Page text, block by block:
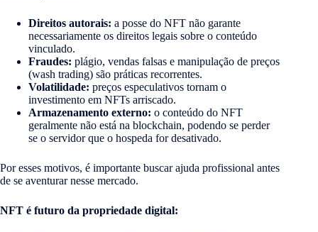
Direitos autorais: a posse do NFT não garante
necessariamente os direitos legais sobre o conteúdo
vinculado.
Fraudes: plágio, vendas falsas e manipulação de preços
(wash trading) são práticas recorrentes.
Volatilidade: preços especulativos tornam o
investimento em NFTs arriscado.
Armazenamento externo: o conteúdo do NFT
geralmente não está na blockchain, podendo se perder
se o servidor que o hospeda for desativado.
Por esses motivos, é importante buscar ajuda profissional antes
de se aventurar nesse mercado.
NFT é futuro da propriedade digital: